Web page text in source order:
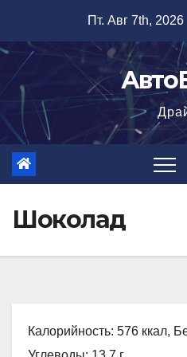
содержимому
Пт. Авг 7th, 2026
Шоколад
Калорийность: 576 ккал,